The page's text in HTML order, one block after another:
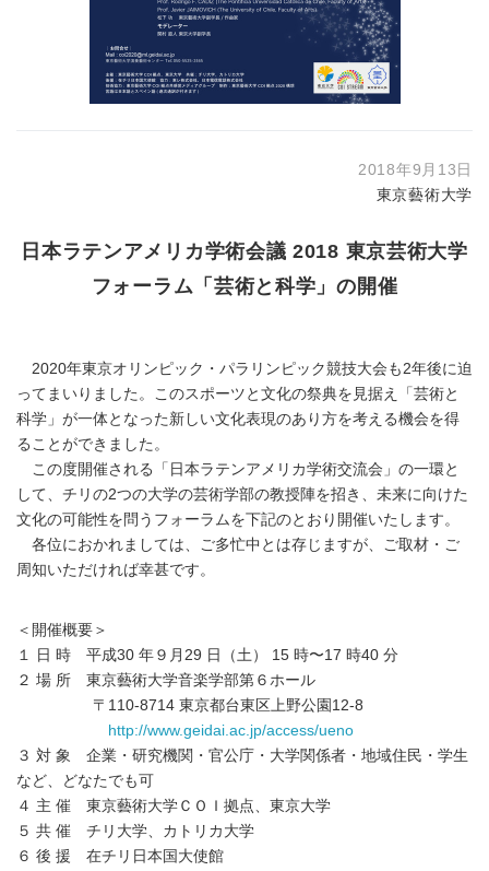
2018年9月13日
東京藝術大学
日本ラテンアメリカ学術会議 2018 東京芸術大学
フォーラム「芸術と科学」の開催
2020年東京オリンピック・パラリンピック競技⼤会も2年後に迫
ってまいりました。このスポーツと⽂化の祭典を⾒据え「芸術と
科学」が⼀体となった新しい⽂化表現のあり⽅を考える機会を得
ることができました。
この度開催される「⽇本ラテンアメリカ学術交流会」の⼀環と
して、チリの2つの⼤学の芸術学部の教授陣を招き、未来に向けた
⽂化の可能性を問うフォーラムを下記のとおり開催いたします。
各位におかれましては、ご多忙中とは存じますが、ご取材・ご
周知いただければ幸甚です。
＜開催概要＞
１ ⽇ 時 平成30 年９⽉29 ⽇（⼟） 15 時〜17 時40 分
２ 場 所 東京藝術⼤学⾳楽学部第６ホール
〒110-8714 東京都台東区上野公園12-8
http://www.geidai.ac.jp/access/ueno
３ 対 象 企業・研究機関・官公庁・⼤学関係者・地域住⺠・学⽣
など、どなたでも可
４ 主 催 東京藝術⼤学ＣＯＩ拠点、東京⼤学
５ 共 催 チリ⼤学、カトリカ⼤学
６ 後 援 在チリ⽇本国⼤使館